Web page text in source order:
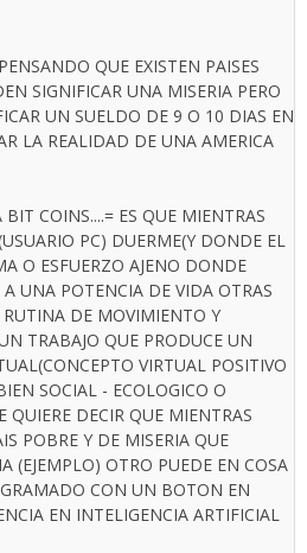
QUE EXISTEN PAISES
SIGNIFICAR UNA MISERIA PERO
UN SUELDO DE 9 O 10 DIAS EN
LA REALIDAD DE UNA AMERICA
COINS....= ES QUE MIENTRAS
PC) DUERME(Y DONDE EL
O ESFUERZO AJENO DONDE
A UNA POTENCIA DE VIDA OTRAS
DE MOVIMIENTO Y
TRABAJO QUE PRODUCE UN
VIRTUAL POSITIVO
SOCIAL - ECOLOGICO O
QUIERE DECIR QUE MIENTRAS
POBRE Y DE MISERIA QUE
(EJEMPLO) OTRO PUEDE EN COSA
CON UN BOTON EN
EN INTELIGENCIA ARTIFICIAL